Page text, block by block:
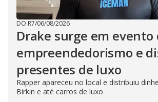
DO R7/06/08/2026
Drake surge em evento
empreendedorismo e
presentes de luxo
Rapper apareceu no local e distribuiu
Birkin e até carros de luxo